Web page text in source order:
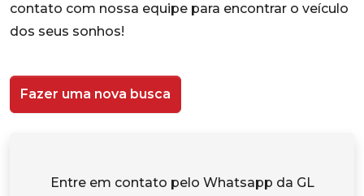
contato com nossa equipe para encontrar o veículo
dos seus sonhos!
Fazer uma nova busca
Entre em contato pelo Whatsapp da GL